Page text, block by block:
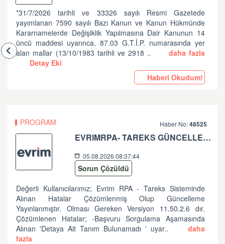
*31/7/2026 tarihli ve 33326 sayılı Resmi Gazetede
yayımlanan 7590 sayılı Bazı Kanun ve Kanun Hükmünde
Kararnamelerde Değişiklik Yapılmasına Dair Kanunun 14
üncü maddesi uyarınca, 87.03 G.T.İ.P. numarasında yer
alan mallar (13/10/1983 tarihli ve 2918 ..
daha fazla
Detay Eki
Haberi Okudum!
PROGRAM Haber No:48525
EVRIMRPA- TAREKS GÜNCELLEMESI HAKKINDA (V: 11.50.2.6 BU VERSIYONDA EVRIMRPA- TAREKS MODULÜNDE GÜNCELLEME YAPILMIŞTIR. )
05.08.2026 08:37:44
Sorun Çözüldü
Değerli Kullanıcılarımız; Evrim RPA - Tareks Sisteminde
Alınan Hatalar Çözümlenmiş Olup Güncelleme
Yayınlanmıştır. Olması Gereken Versiyon 11.50.2.6 dır.
Çözümlenen Hatalar; -Başvuru Sorgulama Aşamasında
Alınan 'Detaya Ait Tanım Bulunamadı ' uyar..
daha
fazla